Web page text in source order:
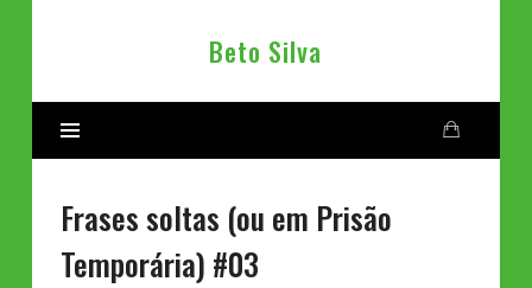
Beto
Beto Silva
Frases soltas (ou em Prisão
Temporária) #03